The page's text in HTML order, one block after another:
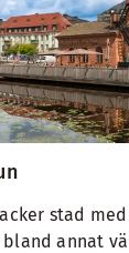
stad
annat